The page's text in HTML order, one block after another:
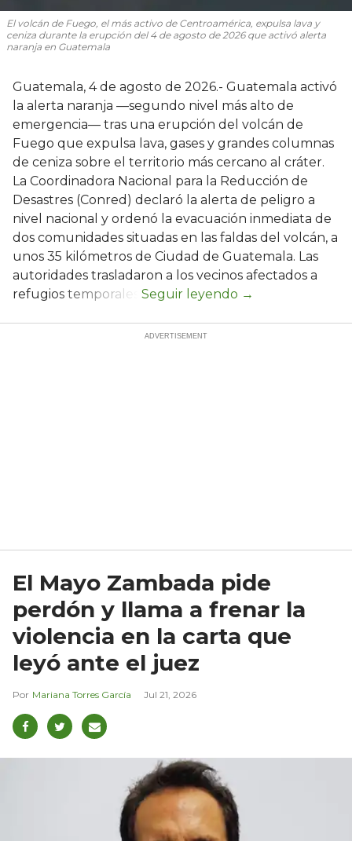
El volcán de Fuego, el más activo de Centroamérica, expulsa lava y
ceniza durante la erupción del 4 de agosto de 2026 que activó alerta
naranja en Guatemala
Guatemala, 4 de agosto de 2026.- Guatemala activó
la alerta naranja —segundo nivel más alto de
emergencia— tras una erupción del volcán de
Fuego que expulsa lava, gases y grandes columnas
de ceniza sobre el territorio más cercano al cráter.
La Coordinadora Nacional para la Reducción de
Desastres (Conred) declaró la alerta de peligro a
nivel nacional y ordenó la evacuación inmediata de
dos comunidades situadas en las faldas del volcán, a
unos 35 kilómetros de Ciudad de Guatemala. Las
autoridades trasladaron a los vecinos afectados a
refugios temporales.
El Mayo Zambada pide
perdón y llama a frenar la
violencia en la carta que
leyó ante el juez
Mariana Torres García Jul 21, 2026